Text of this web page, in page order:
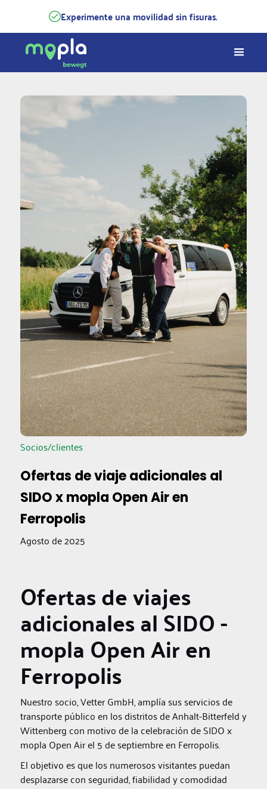
Experimente una movilidad sin fisuras.
Socios/clientes
Ofertas de viaje adicionales al
SIDO x mopla Open Air en
Ferropolis
Agosto de 2025
Ofertas de viajes
adicionales al SIDO -
mopla Open Air en
Ferropolis
Nuestro socio, Vetter GmbH, amplía sus servicios de
transporte público en los distritos de Anhalt-Bitterfeld y
Wittenberg con motivo de la celebración de SIDO x
mopla Open Air el 5 de septiembre en Ferropolis.
El objetivo es que los numerosos visitantes puedan
desplazarse con seguridad, fiabilidad y comodidad